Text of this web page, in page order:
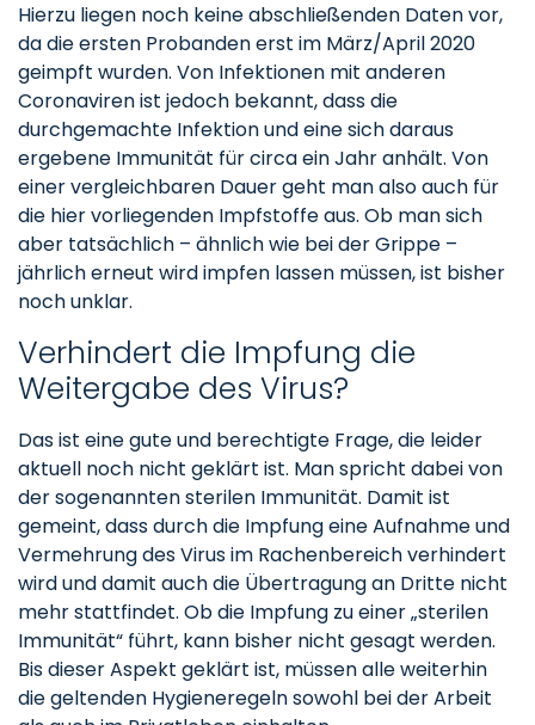
Hierzu liegen noch keine abschließenden Daten vor,
da die ersten Probanden erst im März/April 2020
geimpft wurden. Von Infektionen mit anderen
Coronaviren ist jedoch bekannt, dass die
durchgemachte Infektion und eine sich daraus
ergebene Immunität für circa ein Jahr anhält. Von
einer vergleichbaren Dauer geht man also auch für
die hier vorliegenden Impfstoffe aus. Ob man sich
aber tatsächlich – ähnlich wie bei der Grippe –
jährlich erneut wird impfen lassen müssen, ist bisher
noch unklar.
Verhindert die Impfung die
Weitergabe des Virus?
Das ist eine gute und berechtigte Frage, die leider
aktuell noch nicht geklärt ist. Man spricht dabei von
der sogenannten sterilen Immunität. Damit ist
gemeint, dass durch die Impfung eine Aufnahme und
Vermehrung des Virus im Rachenbereich verhindert
wird und damit auch die Übertragung an Dritte nicht
mehr stattfindet. Ob die Impfung zu einer „sterilen
Immunität“ führt, kann bisher nicht gesagt werden.
Bis dieser Aspekt geklärt ist, müssen alle weiterhin
die geltenden Hygieneregeln sowohl bei der Arbeit